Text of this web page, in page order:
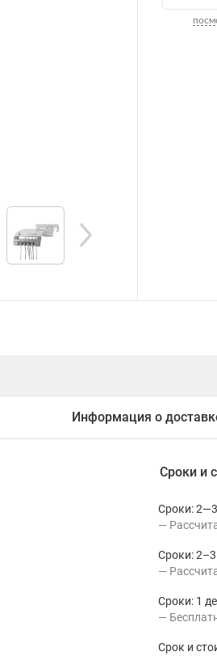
Информация о
Сроки и
Сроки:
Сроки:
Сроки: 1
Срок и